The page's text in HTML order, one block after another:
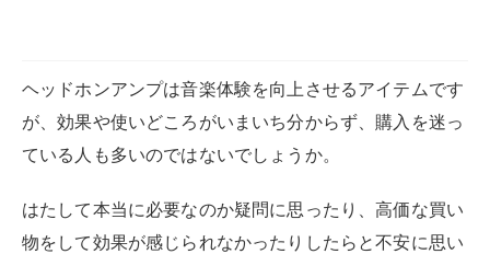
ヘッドホンアンプは音楽体験を向上させるアイテムです
が、効果や使いどころがいまいち分からず、購入を迷っ
ている人も多いのではないでしょうか。
はたして本当に必要なのか疑問に思ったり、高価な買い
物をして効果が感じられなかったりしたらと不安に思い